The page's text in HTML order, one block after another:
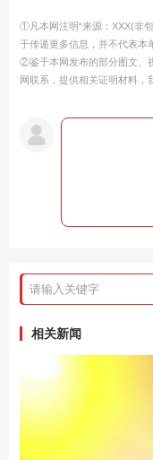
①凡本网注明“来源：XXX(非
于传递更多信息，并不代表本
②鉴于本网发布的部分图文、
网联系，提供相关证明材料，
相关新闻